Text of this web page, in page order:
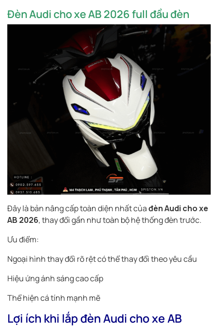
Đèn Audi cho xe AB 2026 full đầu đèn
Đây là bản nâng cấp toàn diện nhất củađèn Audi cho xe
AB 2026, thay đổi gần như toàn bộ hệ thống đèn trước.
Ưu điểm:
Ngoại hình thay đổi rõ rệt có thể thay đổi theo yêu cầu
Hiệu ứng ánh sáng cao cấp
Thể hiện cá tính mạnh mẽ
Lợi ích khi lắp đèn Audi cho xe AB